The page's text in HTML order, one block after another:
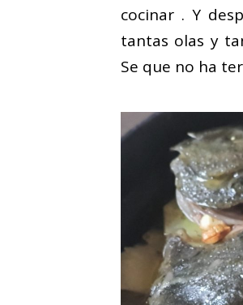
cocinar . Y
tantas olas y
Se que no ha